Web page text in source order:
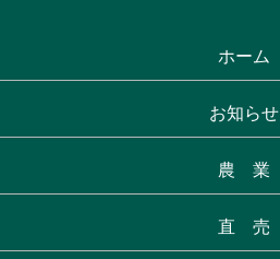
ホーム
お知らせ
農 業
直 売